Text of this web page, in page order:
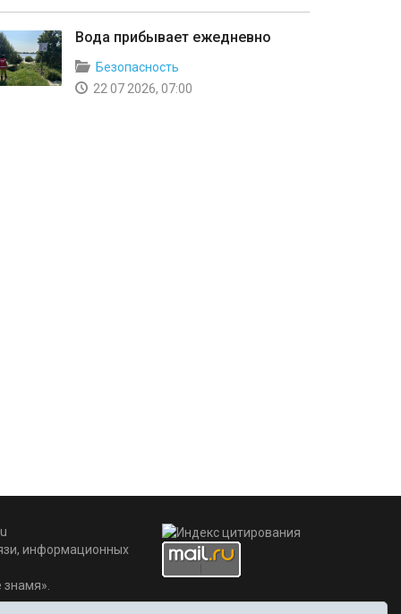
Вода прибывает ежедневно
Безопасность
22 07 2026, 07:00
информационных